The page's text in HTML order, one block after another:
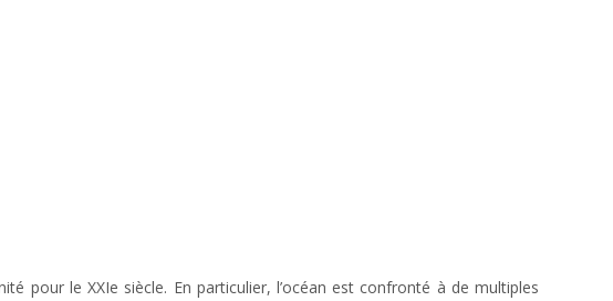
pour le XXIe siècle. En particulier, l’océan est confronté à de multiples